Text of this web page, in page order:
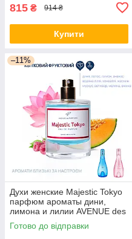
815 ₴ 914 ₴
Купити
–11%
Духи женские Majestic Tokyo
парфюм ароматы дини,
лимона и лилии AVENUE des
PARFUMS
Готово до відправки